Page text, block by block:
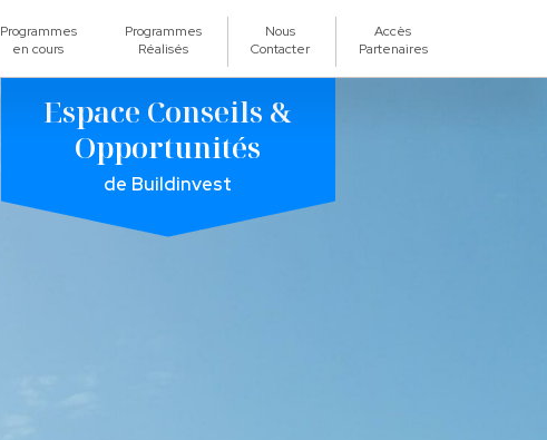
Programmes
en cours
Programmes
Réalisés
Nous
Contacter
Accès
Partenaires
Espace Conseils &
Opportunités
de Buildinvest